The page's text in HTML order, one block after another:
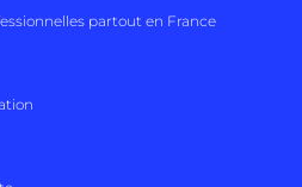
partout en France